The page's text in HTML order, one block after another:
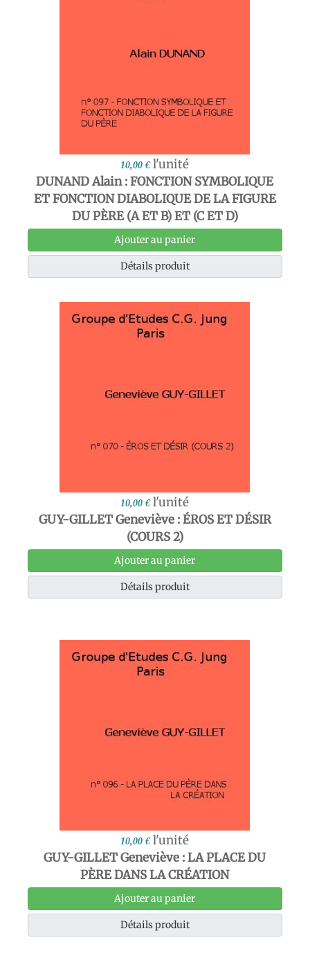
10,00 € l'unité
DUNAND Alain : FONCTION SYMBOLIQUE
ET FONCTION DIABOLIQUE DE LA FIGURE
DU PÈRE (A ET B) ET (C ET D)
Ajouter au panier
Détails produit
10,00 € l'unité
GUY-GILLET Geneviève : ÉROS ET DÉSIR
(COURS 2)
Ajouter au panier
Détails produit
10,00 € l'unité
GUY-GILLET Geneviève : LA PLACE DU
PÈRE DANS LA CRÉATION
Ajouter au panier
Détails produit